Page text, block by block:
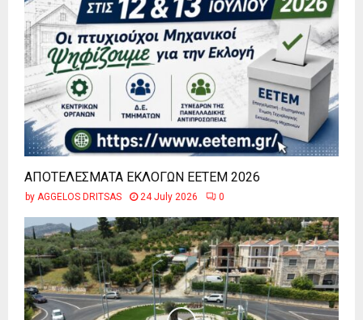
ΑΠΟΤΕΛΕΣΜΑΤΑ ΕΚΛΟΓΩΝ ΕΕΤΕΜ 2026
by AGGELOS DRITSAS 24 July 2026 0